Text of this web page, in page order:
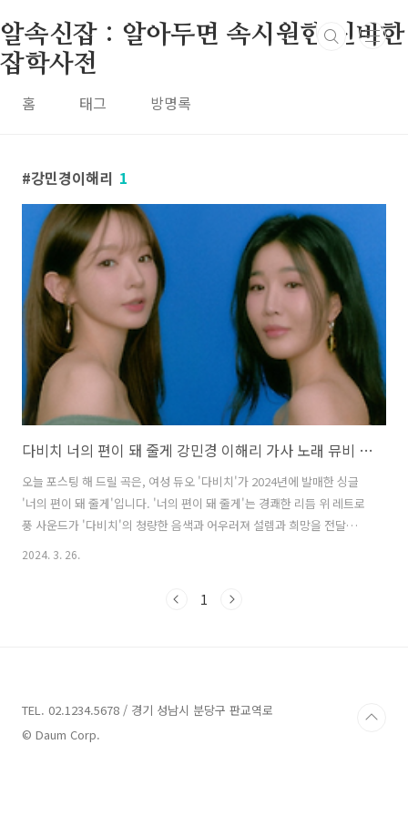
알속신잡 : 알아두면 속시원한 신비한
잡학사전
홈 태그 방명록
강민경이해리 1
다비치 너의 편이 돼 줄게 강민경 이해리 가사 노래 뮤비 곡정보
오늘 포스팅 해 드릴 곡은, 여성 듀오 '다비치'가 2024년에 발매한 싱글
'너의 편이 돼 줄게'입니다. '너의 편이 돼 줄게'는 경쾌한 리듬 위 레트로
풍 사운드가 '다비치'의 청량한 음색과 어우러져 설렘과 희망을 전달하는
신스팝(Synth POP) 장르의 곡으로, '다비치'가 작사하고 '한경수', '룩
하루를 보낸 모든 이들에게 따뜻한 위로와 응원을 전하며 가슴 뭉클한 감
2024. 3. 26.
1
TEL. 02.1234.5678 / 경기 성남시 분당구 판교역로
© Daum Corp.